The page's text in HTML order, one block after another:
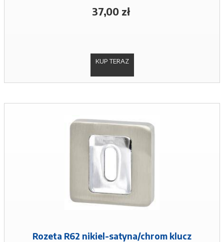
37,00 zł
KUP TERAZ
Rozeta R62 nikiel-satyna/chrom klucz